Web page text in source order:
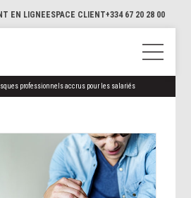
EN LIGNEESPACE CLIENT+334 67 20 28 00
professionnels accrus pour les salariés